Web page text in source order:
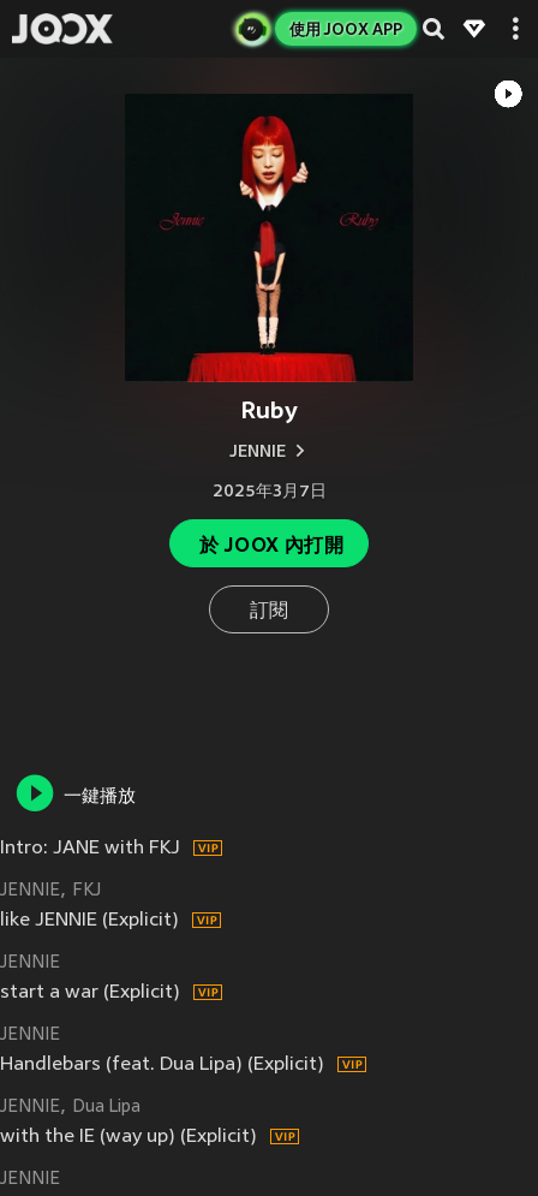
使用 JOOX APP
Ruby
JENNIE
2025年3月7日
於 JOOX 內打開
訂閱
一鍵播放
Intro: JANE with FKJ
JENNIE FKJ
like JENNIE (Explicit)
JENNIE
start a war (Explicit)
JENNIE
Handlebars (feat. Dua Lipa) (Explicit)
JENNIE Dua Lipa
with the IE (way up) (Explicit)
JENNIE